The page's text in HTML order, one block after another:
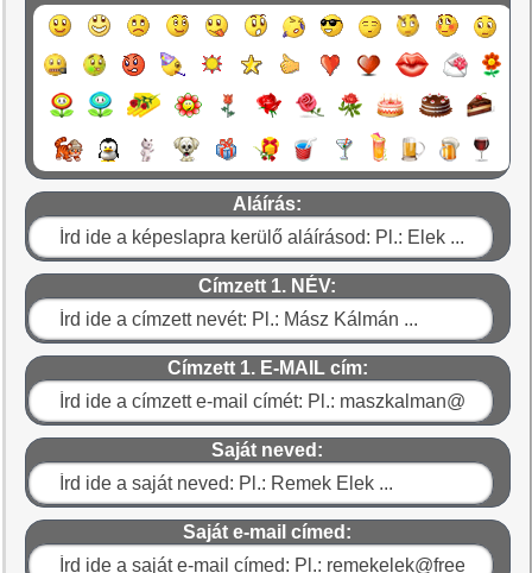
Aláírás:
Címzett 1. NÉV:
Címzett 1. E-MAIL cím:
Saját neved:
Saját e-mail címed: